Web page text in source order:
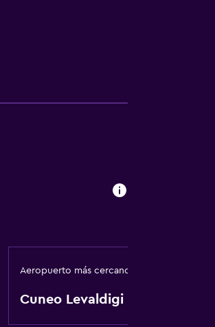
Aeropuerto más cercano
Cuneo Levaldigi